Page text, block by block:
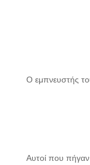
Ο εμπνευστής
Αυτοί που πήγαν